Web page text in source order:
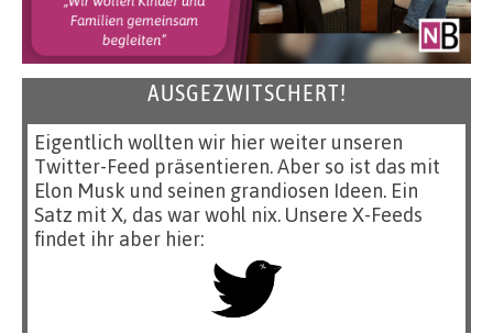
AUSGEZWITSCHERT!
Eigentlich wollten wir hier weiter unseren
Twitter-Feed präsentieren. Aber so ist das mit
Elon Musk und seinen grandiosen Ideen. Ein
Satz mit X, das war wohl nix. Unsere X-Feeds
findet ihr aber hier: